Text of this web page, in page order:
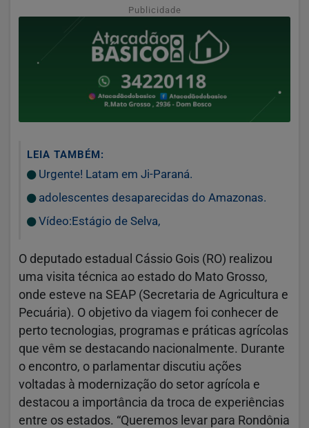
Publicidade
LEIA TAMBÉM:
Urgente! Latam em Ji-Paraná.
adolescentes desaparecidas do Amazonas.
Vídeo:Estágio de Selva,
O deputado estadual Cássio Gois (RO) realizou
uma visita técnica ao estado do Mato Grosso,
onde esteve na SEAP (Secretaria de Agricultura e
Pecuária). O objetivo da viagem foi conhecer de
perto tecnologias, programas e práticas agrícolas
que vêm se destacando nacionalmente. Durante
o encontro, o parlamentar discutiu ações
voltadas à modernização do setor agrícola e
destacou a importância da troca de experiências
entre os estados. “Queremos levar para Rondônia